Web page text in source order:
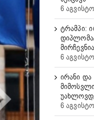
6
ტრამპი:
მირჩევნია
6
ირანი და
6